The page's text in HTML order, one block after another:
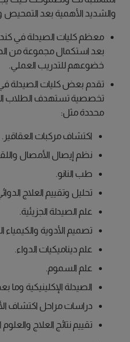
والشديد الأهمية بعد التمحيص
معظم كليات الصيدلة في
بعد استكمال مجموعة من
خضوعهم للتدريب العملي.
تقدم بعض كليات الصيدلة
تخصصية تستهدف الطلاب
محددة مثل:
اكتشاف مركبات العقاقير.
نظم إيصال الأمصال
طب النانو.
تحليل وتقييم العلاج
علم الصيدلة الجزيئية.
تصميم الأدوية والكيمياء
علم ديناميكيات الدواء.
علم السموم.
الصيدلة الإكلينيكية وما
دراسات مراحل اكتشاف
تقييم نتائج العلاج والعلوم